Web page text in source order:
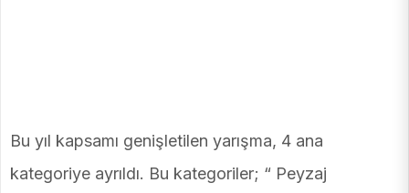
Bu yıl kapsamı genişletilen yarışma, 4 ana
kategoriye ayrıldı. Bu kategoriler; “ Peyzaj